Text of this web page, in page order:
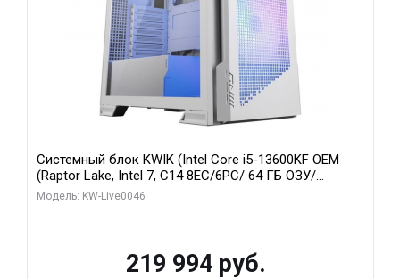
Системный блок KWIK (Intel Core i5-13600KF OEM
(Raptor Lake, Intel 7, C14 8EC/6PC/ 64 ГБ ОЗУ/
Gigabyte RTX5060Ti GAMING OC 8GB GDDR7 128bit
Модель: KW-Live0046
219 994 руб.